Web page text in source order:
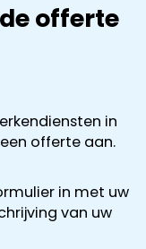
offerte
in
offerte aan.
in met uw
van uw